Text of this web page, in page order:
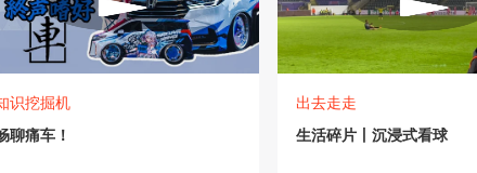
识挖掘机
聊痛车！
出去走走
生活碎片丨沉浸式看球